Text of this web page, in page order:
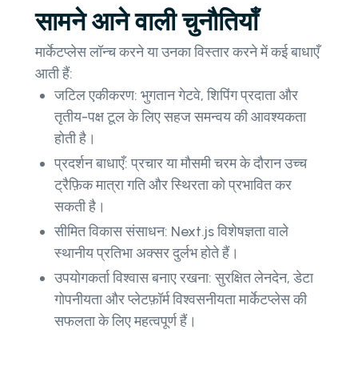
सामने आने वाली चुनौतियाँ
मार्केटप्लेस लॉन्च करने या उनका विस्तार करने में कई बाधाएँ
आती हैं:
जटिल एकीकरण: भुगतान गेटवे, शिपिंग प्रदाता और
तृतीय-पक्ष टूल के लिए सहज समन्वय की आवश्यकता
होती है।
प्रदर्शन बाधाएँ: प्रचार या मौसमी चरम के दौरान उच्च
ट्रैफ़िक मात्रा गति और स्थिरता को प्रभावित कर
सकती है।
सीमित विकास संसाधन: Next.js विशेषज्ञता वाले
स्थानीय प्रतिभा अक्सर दुर्लभ होते हैं।
उपयोगकर्ता विश्वास बनाए रखना: सुरक्षित लेनदेन, डेटा
गोपनीयता और प्लेटफ़ॉर्म विश्वसनीयता मार्केटप्लेस की
सफलता के लिए महत्वपूर्ण हैं।